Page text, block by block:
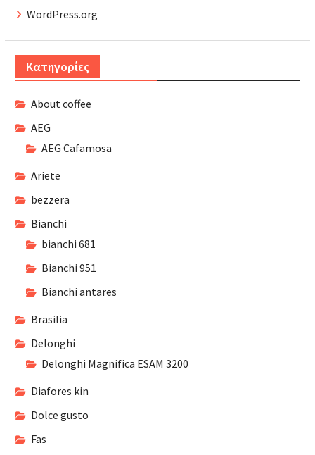
WordPress.org
Kατηγορίες
About coffee
AEG
AEG Cafamosa
Ariete
bezzera
Bianchi
bianchi 681
Bianchi 951
Bianchi antares
Brasilia
Delonghi
Delonghi Magnifica ESAM 3200
Diafores kin
Dolce gusto
Fas